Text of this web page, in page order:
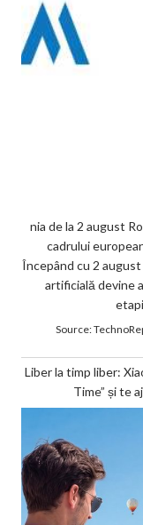
nia de la 2 august
cadrului
Începând cu 2
artificială devine
Source:
Liber la timp liber:
Time” și te